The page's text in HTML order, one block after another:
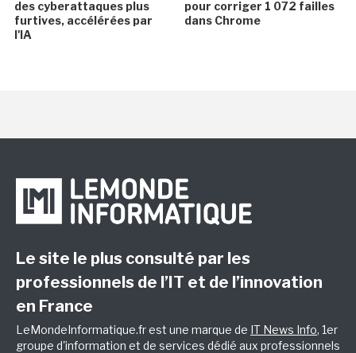
des cyberattaques plus
furtives, accélérées par
l'IA
pour corriger 1 072 failles
dans Chrome
Le site le plus consulté par les
professionnels de l’IT et de l’innovation
en France
LeMondeInformatique.fr est une marque de IT News Info, 1er
groupe d'information et de services dédié aux professionnels